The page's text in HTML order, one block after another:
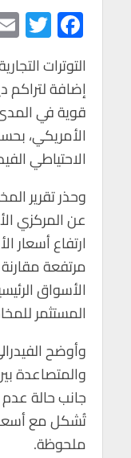
F
ac
e
b
o
o
k
T
wi
tt
er
التوترات
إضافة
قوية في
الأمريكي،
الاحتياطي
وحذر تقرير
عن المركزي
ارتفاع أسعار
مرتفعة
الأسواق
المستثمر
وأوضح
والمتصاعدة
جانب حالة
تُشكل مع
ملحوظة.